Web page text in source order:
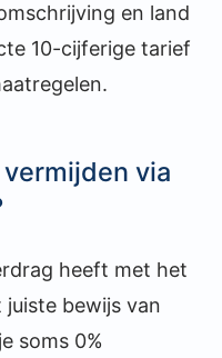
en land
10-cijferige tarief
via
heeft met het
bewijs van
soms 0%